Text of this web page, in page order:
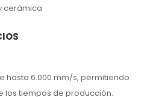
cerámica
hasta 6.000 mm/s, permitiendo
los tiempos de producción.